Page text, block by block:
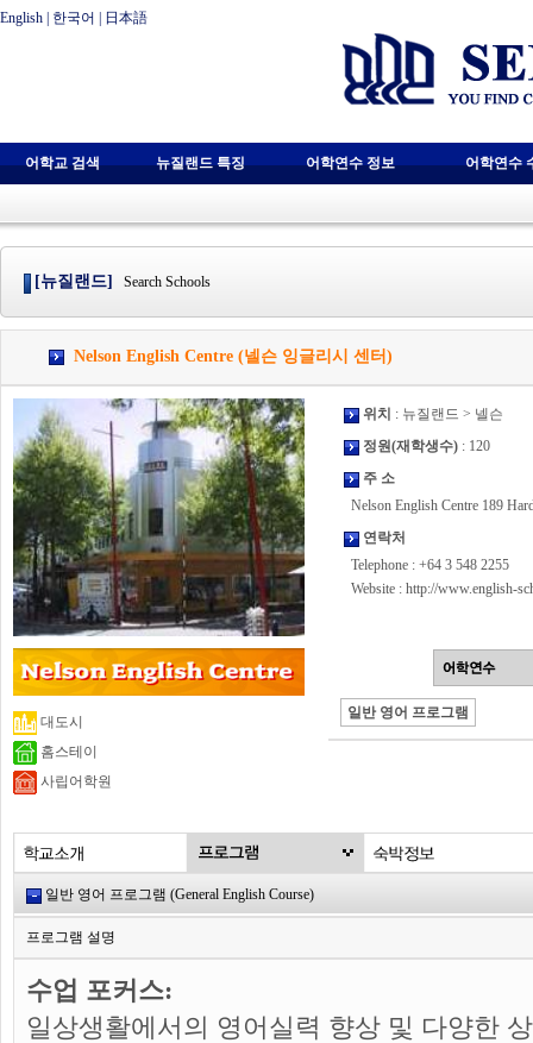
English 한국어 日本語
어학교 검색 뉴질랜드 특징 어학연수 정보 어학연수
[뉴질랜드] Search Schools
Nelson English Centre (넬슨 잉글리시 센터)
대도시
홈스테이
사립어학원
위치 : 뉴질랜드 > 넬슨
정원(재학생수) : 120
주 소
Nelson English Centre 189
연락처
Telephone : +64 3 548 2255
Website : http://www.english-
일반 영어 프로그램
일반 영어 프로그램 (General English Course)
프로그램 설명
수업 포커스:
일상생활에서의 영어실력 향상 및 다양한